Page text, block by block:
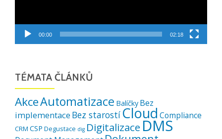
00:00 02:18
TÉMATA ČLÁNKŮ
AkceAutomatizace Balíčky Bez
implementace Bez starostí Cloud Compliance
CRM CSP Degustace dig Digitalizace DMS